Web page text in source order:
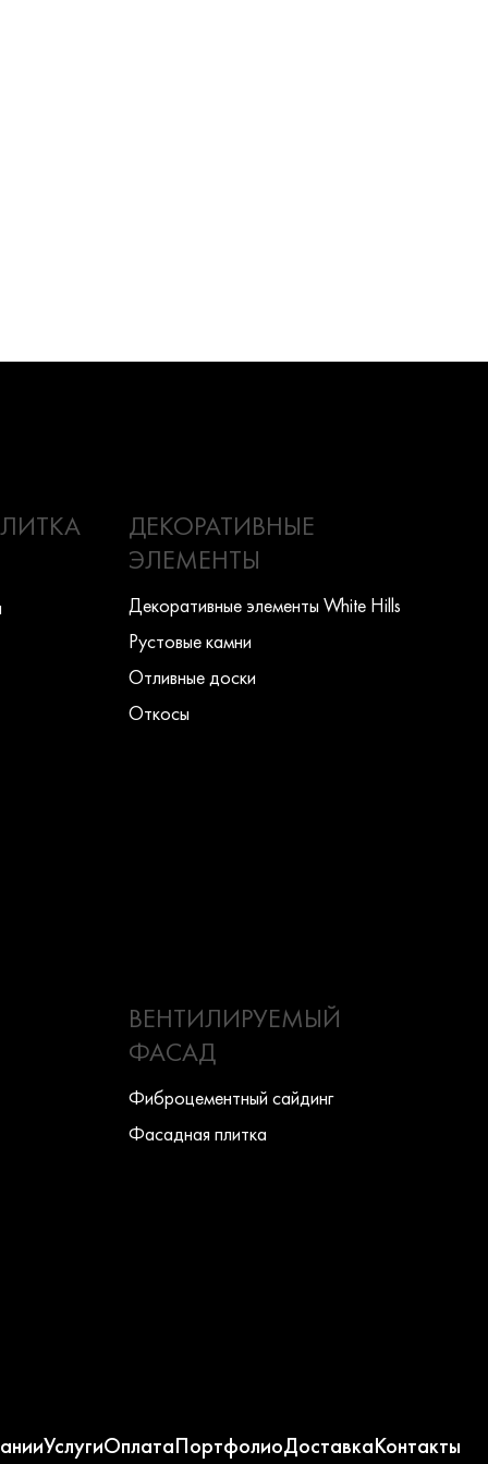
ДЕКОРАТИВНЫЕ
ЭЛЕМЕНТЫ
Декоративные элементы White Hills
Рустовые камни
Отливные доски
Откосы
ВЕНТИЛИРУЕМЫЙ
ФАСАД
Фиброцементный сайдинг
Фасадная плитка
УслугиОплатаПортфолиоДоставкаКонтакты